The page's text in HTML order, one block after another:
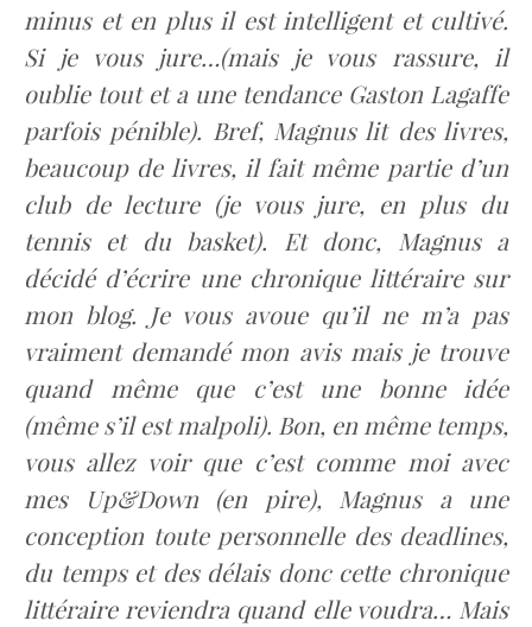
minus et en plus il est intelligent et cultivé.
Si je vous jure…(mais je vous rassure, il
oublie tout et a une tendance Gaston Lagaffe
parfois pénible). Bref, Magnus lit des livres,
beaucoup de livres, il fait même partie d’un
club de lecture (je vous jure, en plus du
tennis et du basket). Et donc, Magnus a
décidé d’écrire une chronique littéraire sur
mon blog. Je vous avoue qu’il ne m’a pas
vraiment demandé mon avis mais je trouve
quand même que c’est une bonne idée
(même s’il est malpoli). Bon, en même temps,
vous allez voir que c’est comme moi avec
mes Up&Down (en pire), Magnus a une
conception toute personnelle des deadlines,
du temps et des délais donc cette chronique
littéraire reviendra quand elle voudra… Mais